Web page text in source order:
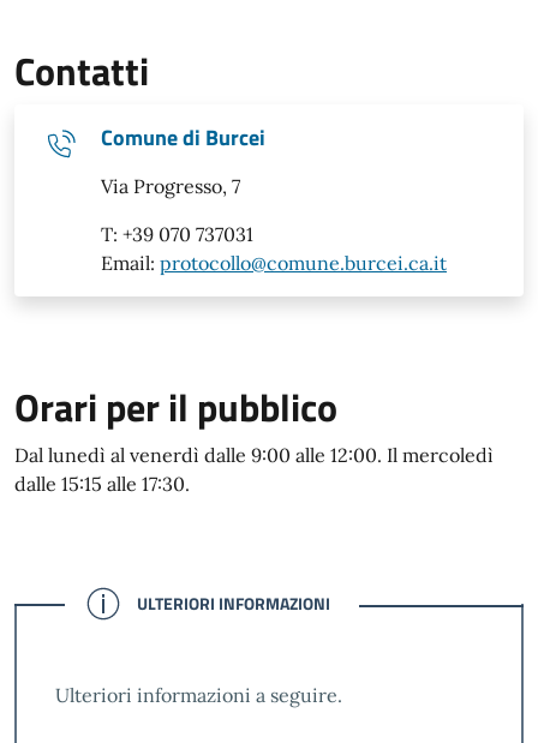
Contatti
Comune di Burcei
Via Progresso, 7
T: +39 070 737031
Email: protocollo@comune.burcei.ca.it
Orari per il pubblico
Dal lunedì al venerdì dalle 9:00 alle 12:00. Il mercoledì
dalle 15:15 alle 17:30.
CONFERMATO
ULTERIORI INFORMAZIONI
Ulteriori informazioni a seguire.